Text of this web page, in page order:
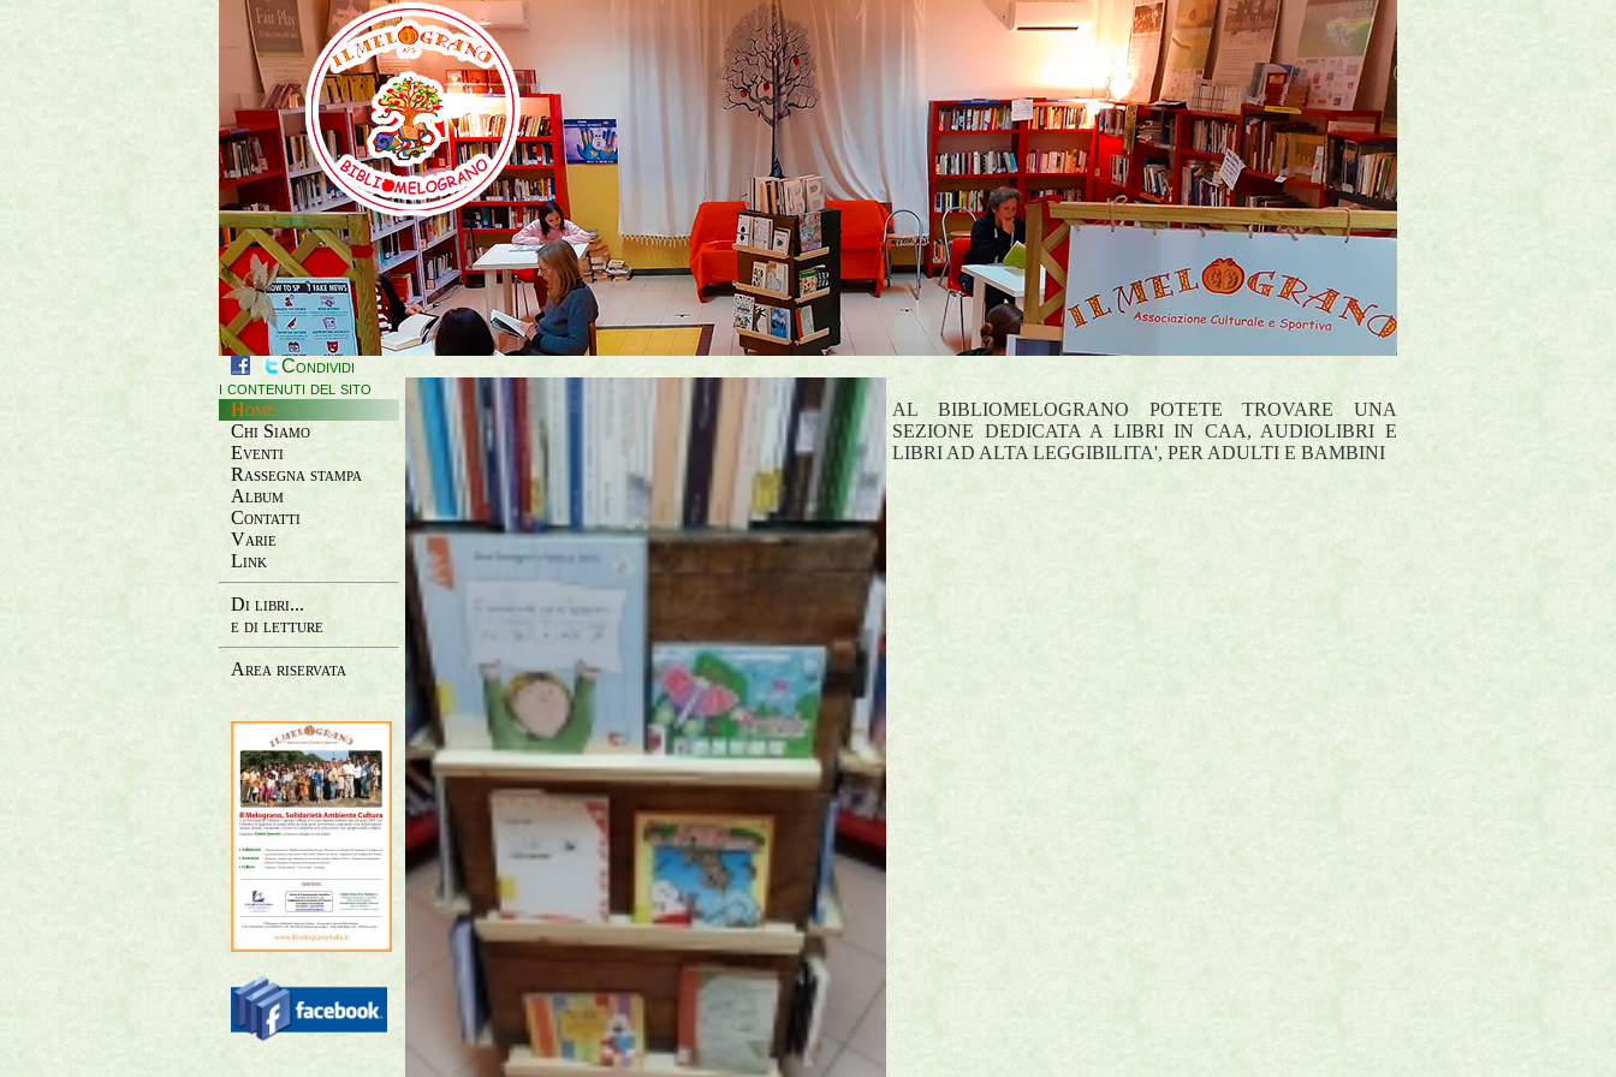
Condividi
i contenuti del sito
Home
Chi Siamo
Eventi
Rassegna stampa
Album
Contatti
Varie
Link
Di libri...
e di letture
Area riservata
AL BIBLIOMELOGRANO POTETE TROVARE UNA
SEZIONE DEDICATA A LIBRI IN CAA, AUDIOLIBRI E
LIBRI AD ALTA LEGGIBILITA', PER ADULTI E BAMBINI